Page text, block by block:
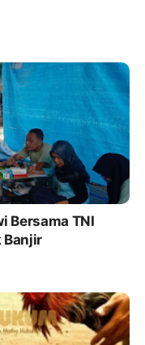
Bersama TNI
Banjir